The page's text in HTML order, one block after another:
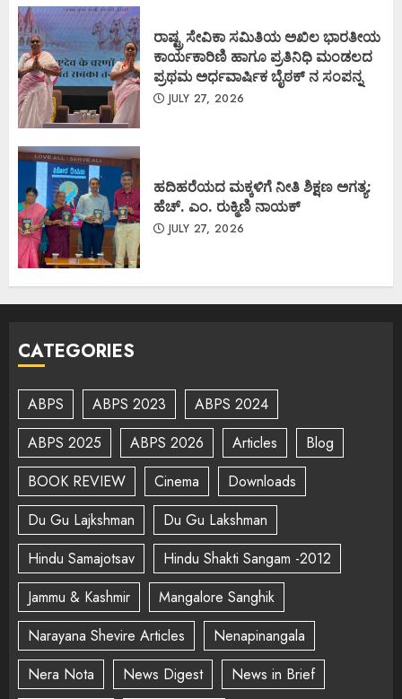
ರಾಷ್ಟ್ರ ಸೇವಿಕಾ ಸಮಿತಿಯ ಅಖಿಲ ಭಾರತೀಯ
ಕಾರ್ಯಕಾರಿಣಿ ಹಾಗೂ ಪ್ರತಿನಿಧಿ ಮಂಡಲದ
ಪ್ರಥಮ ಅರ್ಧವಾರ್ಷಿಕ ಬೈಠಕ್ ನ ಸಂಪನ್ನ
JULY 27, 2026
ಹದಿಹರೆಯದ ಮಕ್ಕಳಿಗೆ ನೀತಿ ಶಿಕ್ಷಣ ಅಗತ್ಯ:
ಹೆಚ್. ಎಂ. ರುಕ್ಮಿಣಿ ನಾಯಕ್
JULY 27, 2026
CATEGORIES
ABPS ABPS 2023
ABPS 2024
ABPS 2025
ABPS 2026 Articles
Blog
BOOK REVIEW
Cinema
Downloads
Du Gu Lajkshman
Du Gu Lakshman
Hindu Samajotsav
Hindu Shakti Sangam -2012
Jammu & Kashmir
Mangalore Sanghik
Narayana Shevire Articles
Nenapinangala
Nera Nota
News Digest
News in Brief